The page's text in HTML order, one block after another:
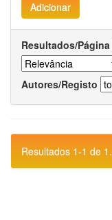
Resultados/Página
Autores/Registo
Resultados 1-1 de 1.